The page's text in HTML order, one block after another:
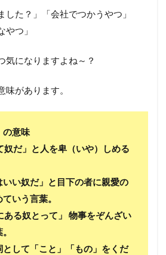
した？」「会社でつかうやつ」
やつ」
気になりますよね～？
味があります。
の意味
だ」と人を卑（いや）しめる
い奴だ」と目下の者に親愛の
いう言葉。
る奴とって」 物事をぞんざい
して「こと」「もの」をくだ